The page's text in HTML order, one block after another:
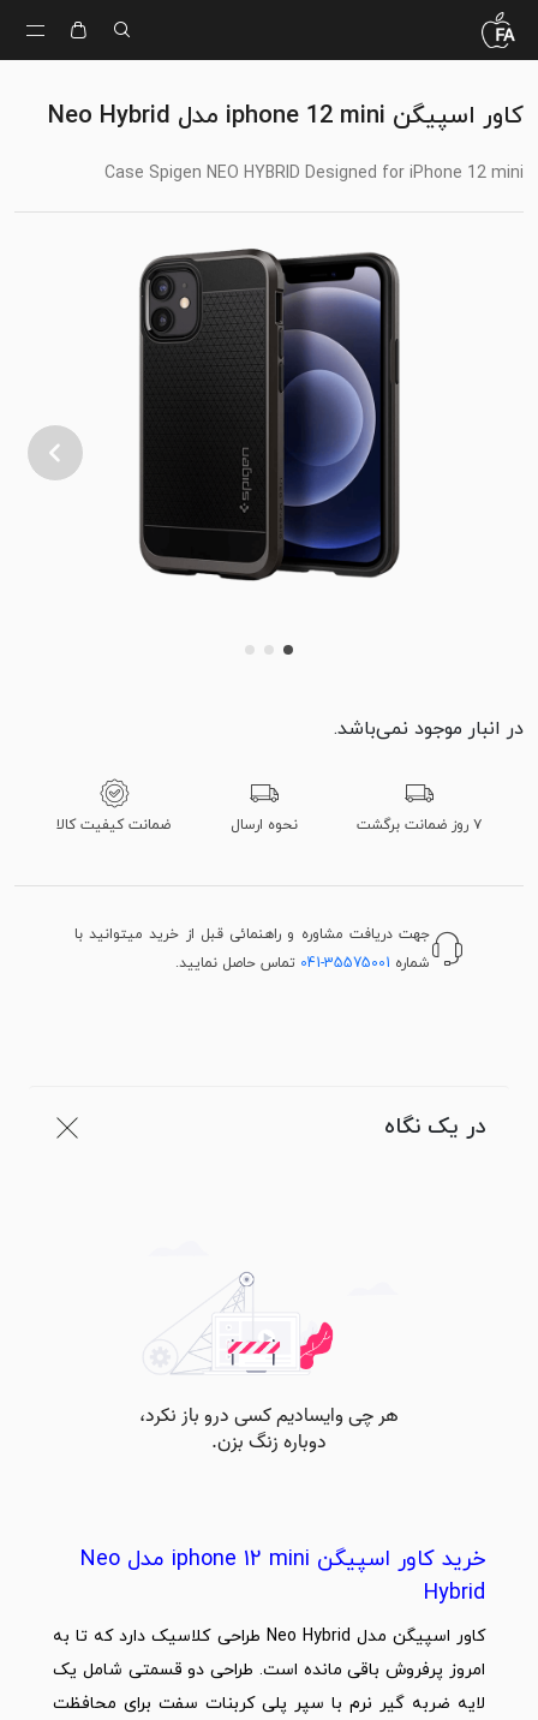
کاور اسپیگن iphone 12 mini مدل Neo Hybrid
Case Spigen NEO HYBRID Designed for iPhone 12 mini
در انبار موجود نمی‌باشد.
۷ روز ضمانت برگشت نحوه ارسال ضمانت کیفیت کالا
جهت دریافت مشاوره و راهنمائی قبل از خرید میتوانید با
شماره 041-35575001 تماس حاصل نمایید.
در یک نگاه
خرید کاور اسپیگن iphone 12 mini مدل Neo
Hybrid
کاور اسپیگن مدل Neo Hybrid طراحی کلاسیک دارد که تا به
امروز پرفروش باقی مانده است. طراحی دو قسمتی شامل یک
لایه ضربه گیر نرم با سپر پلی کربنات سفت برای محافظت